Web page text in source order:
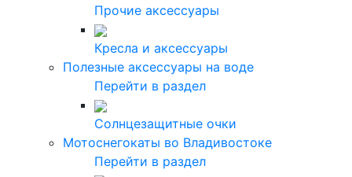
Прочие аксессуары
Кресла и аксессуары
Полезные аксессуары на воде
Перейти в раздел
Солнцезащитные очки
Мотоснегокаты во Владивостоке
Перейти в раздел